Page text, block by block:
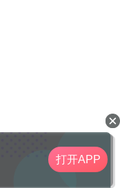
打开APP